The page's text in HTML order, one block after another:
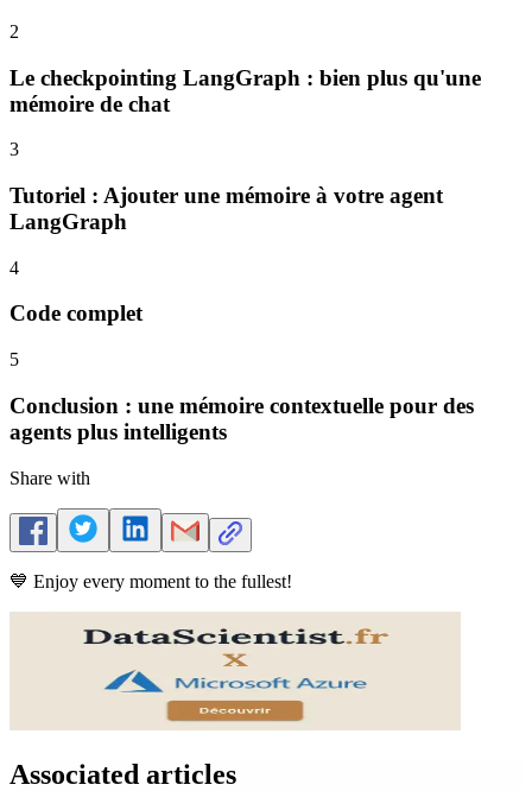
2
Le checkpointing LangGraph : bien plus qu'une
mémoire de chat
3
Tutoriel : Ajouter une mémoire à votre agent
LangGraph
4
Code complet
5
Conclusion : une mémoire contextuelle pour des
agents plus intelligents
Share with
💙 Enjoy every moment to the fullest!
Associated articles